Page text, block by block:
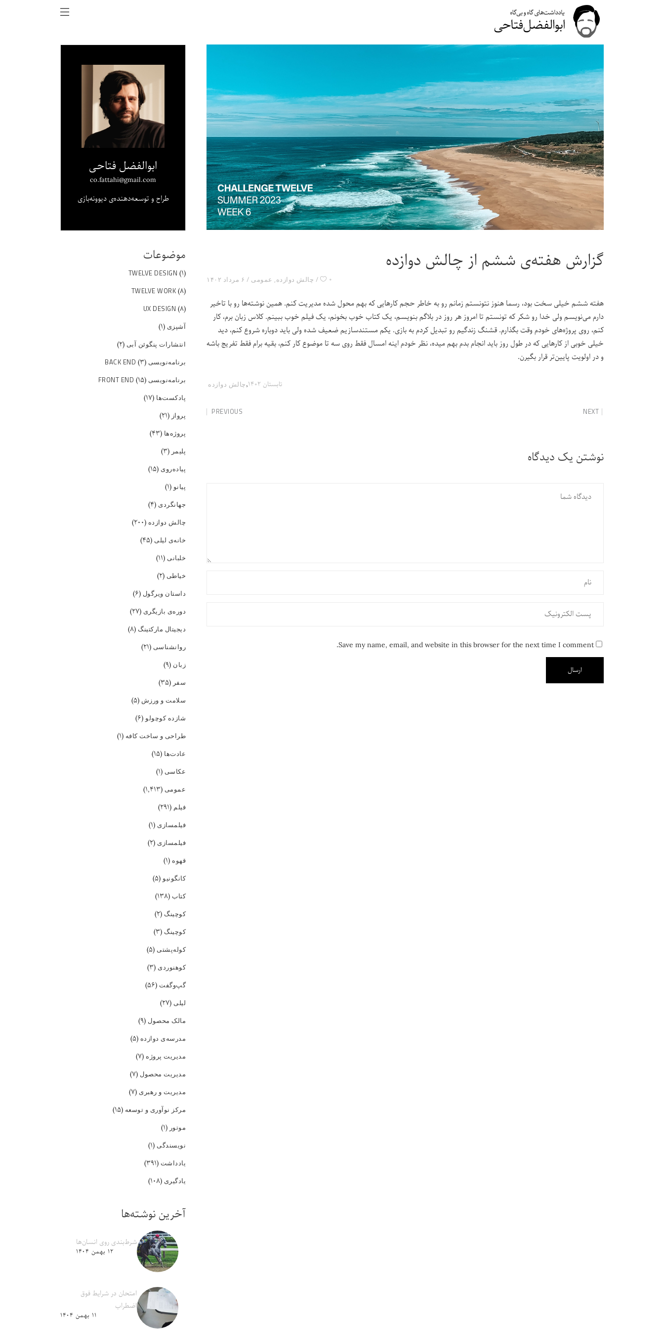
گزارش هفته‌ی ششم از چالش دوازده
۶ مرداد ۱۴۰۲ چالش دوازده, عمومی ۰
هفته ششم خیلی سخت بود، رسما هنوز نتونستم زمانم رو به خاطر حجم کارهایی که بهم محول شده مدیریت کنم. همین نوشته‌ها رو با تاخیر
دارم می‌نویسم ولی خدا رو شکر که تونستم تا امروز هر روز در بلاگم بنویسم، یک کتاب خوب بخونم، یک فیلم خوب ببینم. کلاس زبان برم، کار
کنم، روی پروژه‌های خودم وقت بگذارم. قشنگ زندگیم رو تبدیل کردم به بازی. یکم مستندسازیم ضعیف شده ولی باید دوباره شروع کنم، دید
خیلی خوبی از کارهایی که در طول روز باید انجام بدم بهم میده، نظر خودم اینه امسال فقط روی سه تا موضوع کار کنم، بقیه برام فقط تفریج باشه
و در اولویت پایین‌تر قرار بگیرن.
تابستان ۱۴۰۲ ,چالش‌ دوازده
PREVIOUS NEXT
نوشتن یک دیدگاه
Save my name, email, and website in this browser for the next time I comment.
ابوالفضل فتاحی
co.fattahi@gmail.com
طراح و توسعه‌دهنده‌ی دیوونه‌بازی
موضوعات
TWELVE DESIGN (۱)
TWELVE WORK (۸)
UX DESIGN (۸)
آشپزی (۱)
انتشارات پنگوئن آبی (۲)
برنامه‌نویسی BACK END (۳)
برنامه‌نویسی FRONT END (۱۵)
پادکست‌ها (۱۷)
پرواز(۲۱)
پروژه‌ها (۴۳)
پلیمر(۳)
پیاده‌روی (۱۵)
پیانو(۱)
جهانگردی (۴)
چالش دوازده (۲۰۰)
خانه‌ی لیلی (۴۵)
خلبانی (۱۱)
خیاطی (۲)
داستان ویرگول (۶)
دوره‌ی بازیگری (۲۷)
دیجیتال مارکتینگ (۸)
روانشناسی (۲۱)
زبان (۹)
سفر(۳۵)
سلامت و ورزش (۵)
شازده کوچولو(۶)
طراحی و ساخت کافه (۱)
عادت‌ها (۱۵)
عکاسی (۱)
عمومی (۱,۴۱۳)
فیلم (۲۹۱)
فیلمسازی (۱)
فیلمسازی (۲)
قهوه (۱)
کانگونیو(۵)
کتاب (۱۳۸)
کوچینگ (۲)
کوچینگ (۳)
کوله‌پشتی (۵)
کوهنوردی (۳)
گپ‌و‌گفت (۵۶)
لیلی (۲۷)
مالک محصول (۹)
مدرسه‌ی دوازده (۵)
مدیریت پروژه (۷)
مدیریت محصول (۷)
مدیریت و رهبری (۷)
مرکز نوآوری و توسعه (۱۵)
موتور(۱)
نویسندگی (۱)
یادداشت (۳۹۱)
یادگیری (۱۰۸)
آخرین نوشته‌ها
شرط‌بندی روی انسان‌ها
۱۲ بهمن ۱۴۰۴
امتحان در شرایط فوق
اضطراب
۱۱ بهمن ۱۴۰۴